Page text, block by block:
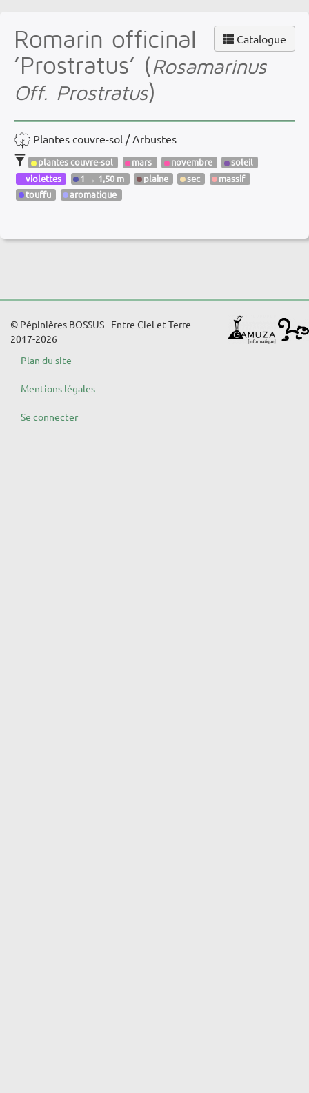
Catalogue
Romarin officinal
’Prostratus’ (Rosamarinus
Off. Prostratus)
Plantes couvre-sol / Arbustes
plantes couvre-sol mars novembre
soleil
violettes
1 → 1,50 m plaine sec
massif
touffu
aromatique
© Pépinières BOSSUS - Entre Ciel et Terre —
2017-2026
Plan du site
Mentions légales
Se connecter